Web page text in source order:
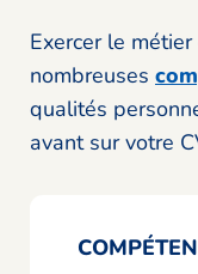
Exercer le
nombreuses
qualités
avant sur votre